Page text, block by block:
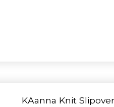
KAanna Knit Slipover